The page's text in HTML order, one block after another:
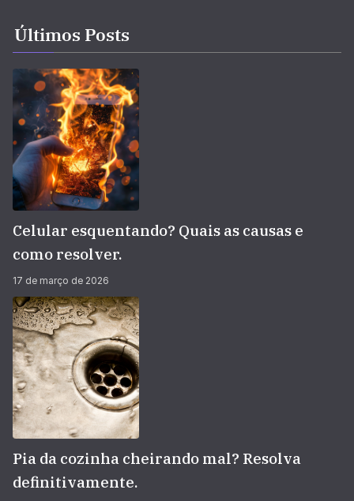
Últimos Posts
Celular esquentando? Quais as causas e
como resolver.
17 de março de 2026
Pia da cozinha cheirando mal? Resolva
definitivamente.